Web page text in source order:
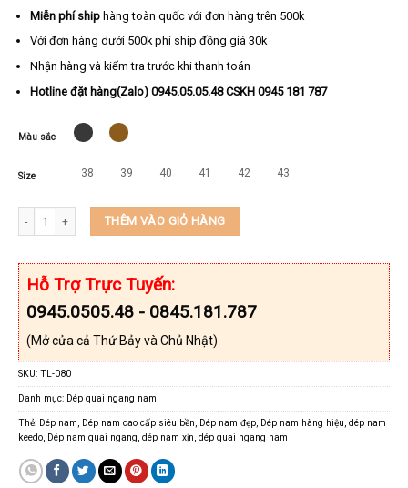
Miễn phí shiphàng toàn quốc với đơn hàng trên 500k
Với đơn hàng dưới 500k phí ship đồng giá 30k
Nhận hàng và kiểm tra trước khi thanh toán
Hotline đặt hàng(Zalo) 0945.05.05.48 CSKH 0945 181 787
Màu sắc
Size 38 39 40 41 42 43
Dép đế may sẵn da bò quai ngang cao cấp KEEDO TL-080 số lượng
THÊM VÀO GIỎ HÀNG
Hỗ Trợ Trực Tuyến:
0945.0505.48 - 0845.181.787
(Mở cửa cả Thứ Bảy và Chủ Nhật)
SKU: TL-080
Danh mục: Dép quai ngang nam
Thẻ: Dép nam Dép nam cao cấp siêu bền Dép nam đẹp, Dép nam hàng hiệu dép nam
keedo, Dép nam quai ngang dép nam xịn dép quai ngang nam